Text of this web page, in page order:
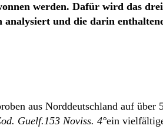
werden. Dafür wird das
und die darin
aus Norddeutschland auf über
Guelf.153 Noviss. 4°ein